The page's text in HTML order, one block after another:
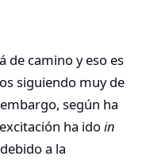
de camino y eso es
siguiendo muy de
según ha
ha idoin
a la